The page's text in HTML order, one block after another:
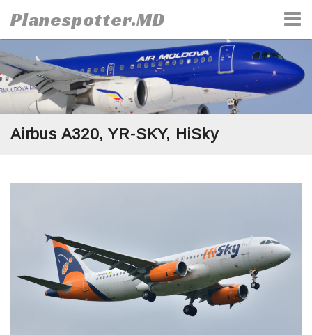
to
content
Planespotter.MD
Airbus A320, YR-SKY, HiSky